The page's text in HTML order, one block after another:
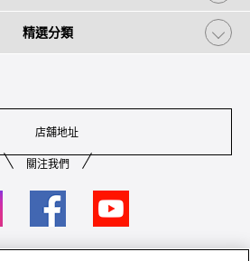
精選分類
店舖地址
關注我們